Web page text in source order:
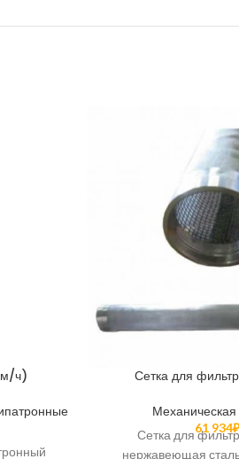
ч) Сетка для
Механическая
61 934
Сетка для
нержавеющая